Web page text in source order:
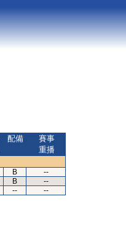
配備
賽事
重播
B
--
B
--
-- --